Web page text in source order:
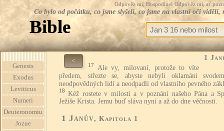
Odpověz mi, Hospodine! Odpověz mi, ať
Co bylo od počátku, co jsme slyšeli, co jsme na vlastní oči
Bible
Genesis
Exodus
Leviticus
Numeri
Deuteronomiu
Jozue
< 1
17
Ale vy, milovaní, protože to víte
předem, střezte se, abyste nebyli oklamáni
neodpovědných lidí a neodpadli od vlastního pevného
18
Kéž rostete v milosti a v poznání našeho Pána a
Ježíše Krista. Jemu buď sláva nyní a až do dne věčnosti.
1 Janův, Kapitola 1